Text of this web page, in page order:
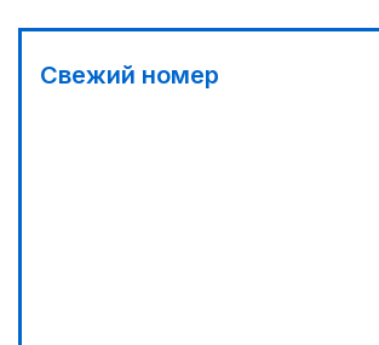
МЧС запустило новые станции
Свежий номер